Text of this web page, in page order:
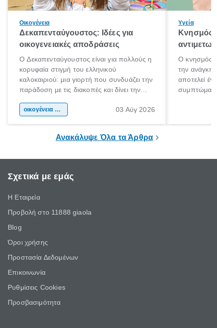
Οικογένεια
Δεκαπενταύγουστος: Ιδέες για
οικογενειακές αποδράσεις
Ο Δεκαπενταύγουστος είναι για πολλούς η
κορυφαία στιγμή του ελληνικού
καλοκαιριού: μια γιορτή που συνδυάζει την
παράδοση με τις διακοπές και δίνει την
χώρας. Είτε πρόκειται για λίγες μέρες
οικογένεια & παιδί 03 Αύγ 2026
Υγεία
Κνησμός:
Ο κνησμός
την ανάγκη
αποτελεί
Ανακάλυψε Όλα τα Άρθρα
Σχετικά με εμάς
Η Εταιρεία
Προβολή στο 11888 giaola
Blog
Όροι χρήσης
Προστασία Δεδομένων
Επικοινωνία
Ρυθμίσεις Cookies
Προσβασιμότητα